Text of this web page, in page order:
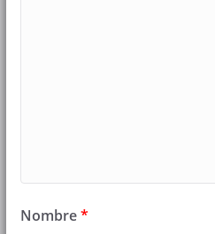
Nombre*